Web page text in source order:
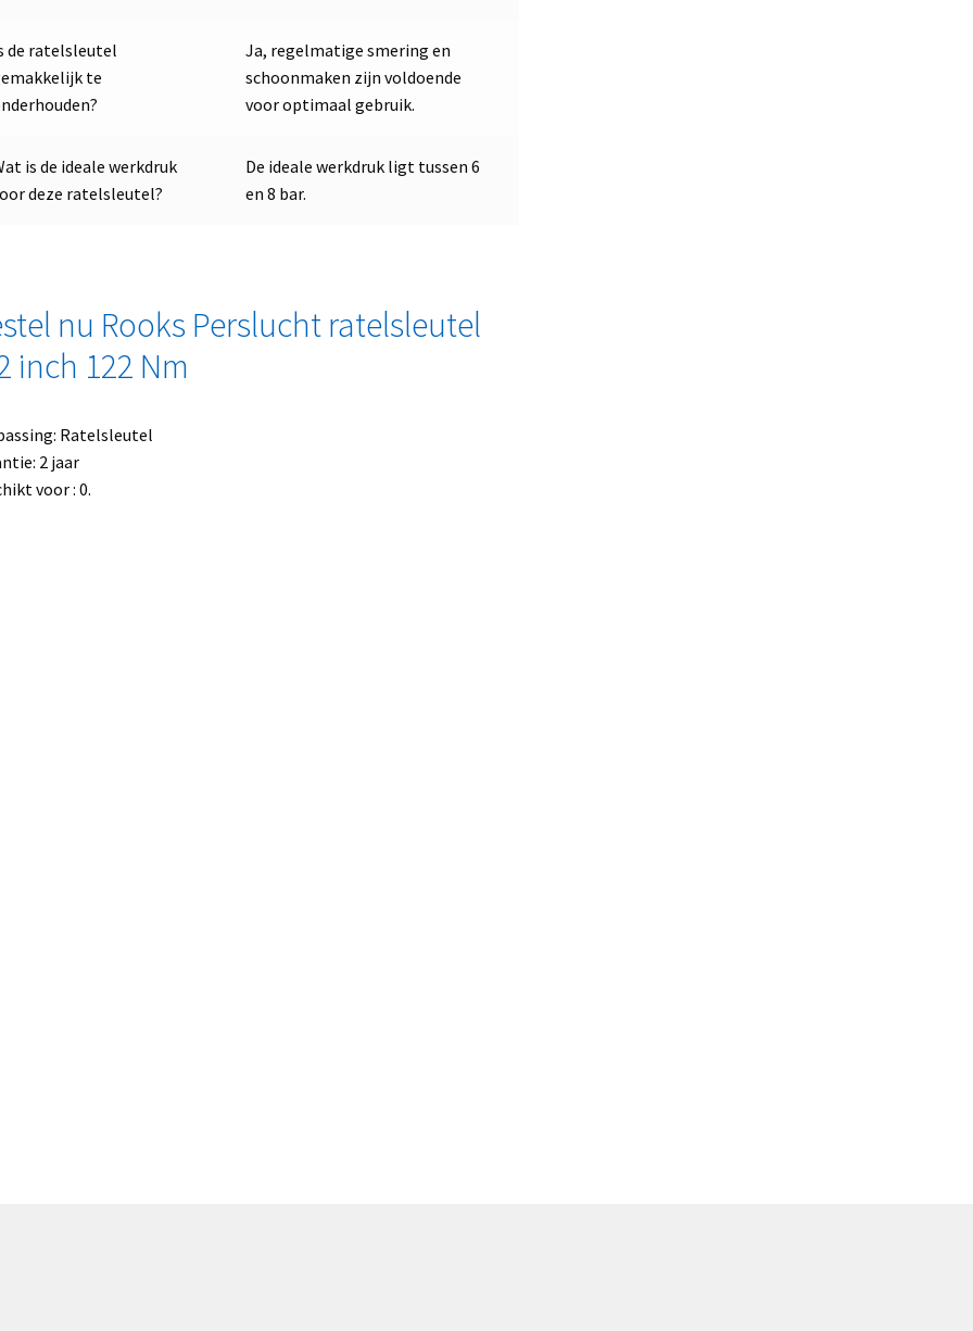
de ratelsleutel
te
Ja, regelmatige smering en
schoonmaken zijn voldoende
voor optimaal gebruik.
is de ideale werkdruk
deze ratelsleutel?
De ideale werkdruk ligt tussen 6
en 8 bar.
nu Rooks Perslucht ratelsleutel
inch 122 Nm
Ratelsleutel
2 jaar
voor : 0.